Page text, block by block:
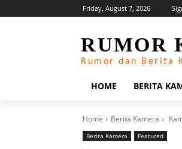
Friday, August 7, 2026
RUMOR
Rumor dan Berita
HOME BERITA
Home Berita Kamera
Berita Kamera Featured